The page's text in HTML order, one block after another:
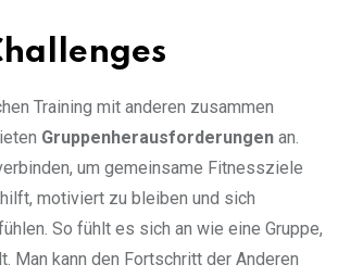
Training mit anderen zusammen
Gruppenherausforderungen an.
um gemeinsame Fitnessziele
motiviert zu bleiben und sich
So fühlt es sich an wie eine Gruppe,
Man kann den Fortschritt der Anderen